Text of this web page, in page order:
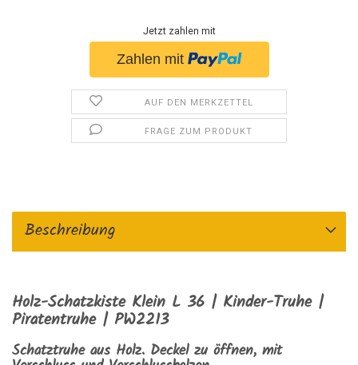
Jetzt zahlen mit
AUF DEN MERKZETTEL
FRAGE ZUM PRODUKT
Beschreibung
Holz-Schatzkiste Klein L 36 | Kinder-Truhe |
Piratentruhe | PW2213
Schatztruhe aus Holz. Deckel zu öffnen, mit